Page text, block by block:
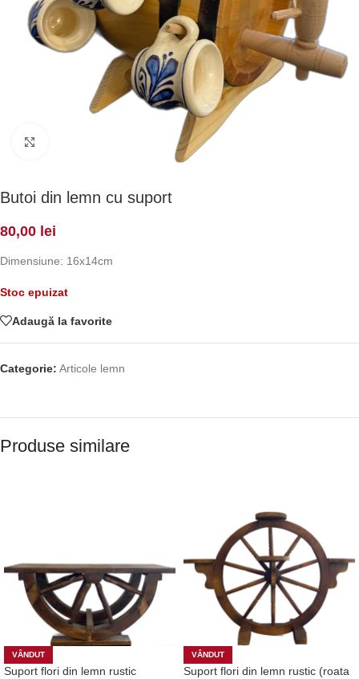
Butoi din lemn cu suport
80,00 lei
Dimensiune: 16x14cm
Stoc epuizat
Adaugă la favorite
Categorie: Articole lemn
Produse similare
VÂNDUT
Suport flori din lemn rustic
VÂNDUT
Suport flori din lemn rustic (roata